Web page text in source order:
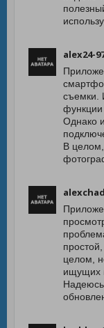
alex24-
съемки.
функции
Однако
В
целом,
ищущих